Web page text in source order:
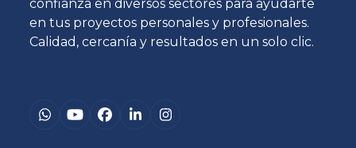
confianza en diversos sectores para ayudarte
en tus proyectos personales y profesionales.
Calidad, cercanía y resultados en un solo clic.
Whatsapp
YouTubeFacebook
LinkedInInstagram